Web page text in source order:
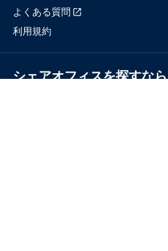
よくある質問
利用規約
シェアオフィスを探すなら